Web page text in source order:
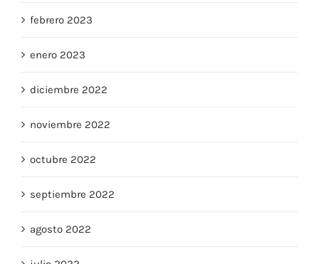
febrero 2023
enero 2023
diciembre 2022
noviembre 2022
octubre 2022
septiembre 2022
agosto 2022